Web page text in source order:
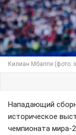
Килиан Мбаппе (фото:
Нападающий
историческое
чемпионата мира-